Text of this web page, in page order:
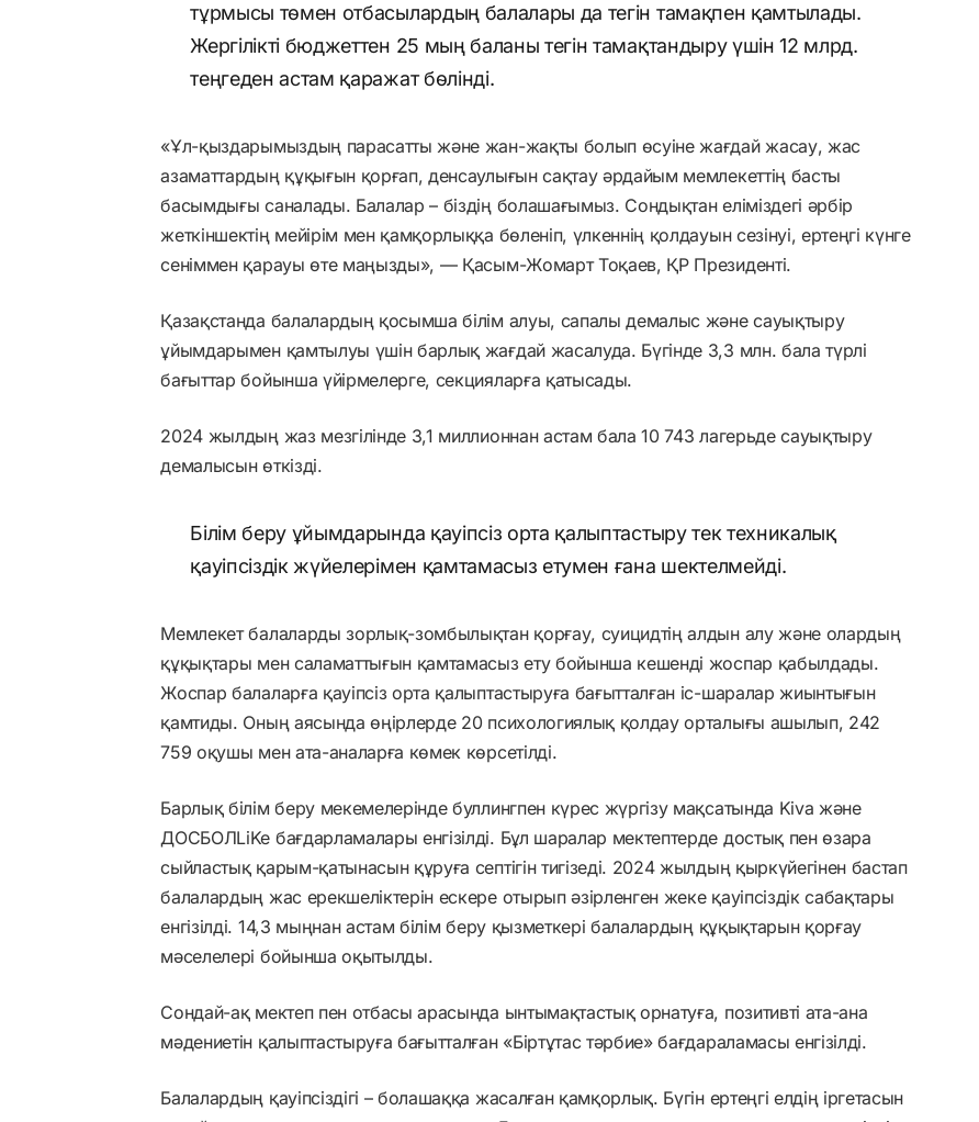
тұрмысы төмен отбасылардың балалары да тегін тамақпен қамтылады.
Жергілікті бюджеттен 25 мың баланы тегін тамақтандыру үшін 12 млрд.
теңгеден астам қаражат бөлінді.
«Ұл-қыздарымыздың парасатты және жан-жақты болып өсуіне жағдай жасау, жас
азаматтардың құқығын қорғап, денсаулығын сақтау әрдайым мемлекеттің басты
басымдығы саналады. Балалар – біздің болашағымыз. Сондықтан еліміздегі әрбір
жеткіншектің мейірім мен қамқорлыққа бөленіп, үлкеннің қолдауын сезінуі, ертеңгі күнге
сеніммен қарауы өте маңызды», — Қасым-Жомарт Тоқаев, ҚР Президенті.
Қазақстанда балалардың қосымша білім алуы, сапалы демалыс және сауықтыру
ұйымдарымен қамтылуы үшін барлық жағдай жасалуда. Бүгінде 3,3 млн. бала түрлі
бағыттар бойынша үйірмелерге, секцияларға қатысады.
2024 жылдың жаз мезгілінде 3,1 миллионнан астам бала 10 743 лагерьде сауықтыру
демалысын өткізді.
Білім беру ұйымдарында қауіпсіз орта қалыптастыру тек техникалық
қауіпсіздік жүйелерімен қамтамасыз етумен ғана шектелмейді.
Мемлекет балаларды зорлық-зомбылықтан қорғау, суицидтің алдын алу және олардың
құқықтары мен саламаттығын қамтамасыз ету бойынша кешенді жоспар қабылдады.
Жоспар балаларға қауіпсіз орта қалыптастыруға бағытталған іс-шаралар жиынтығын
қамтиды. Оның аясында өңірлерде 20 психологиялық қолдау орталығы ашылып, 242
759 оқушы мен ата-аналарға көмек көрсетілді.
Барлық білім беру мекемелерінде буллингпен күрес жүргізу мақсатында Kiva және
ДОСБОЛLiKe бағдарламалары енгізілді. Бұл шаралар мектептерде достық пен өзара
сыйластық қарым-қатынасын құруға септігін тигізеді. 2024 жылдың қыркүйегінен бастап
балалардың жас ерекшеліктерін ескере отырып әзірленген жеке қауіпсіздік сабақтары
енгізілді. 14,3 мыңнан астам білім беру қызметкері балалардың құқықтарын қорғау
мәселелері бойынша оқытылды.
Сондай-ақ мектеп пен отбасы арасында ынтымақтастық орнатуға, позитивті ата-ана
мәдениетін қалыптастыруға бағытталған «Біртұтас тәрбие» бағдараламасы енгізілді.
Балалардың қауіпсіздігі – болашаққа жасалған қамқорлық. Бүгін ертеңгі елдің іргетасын